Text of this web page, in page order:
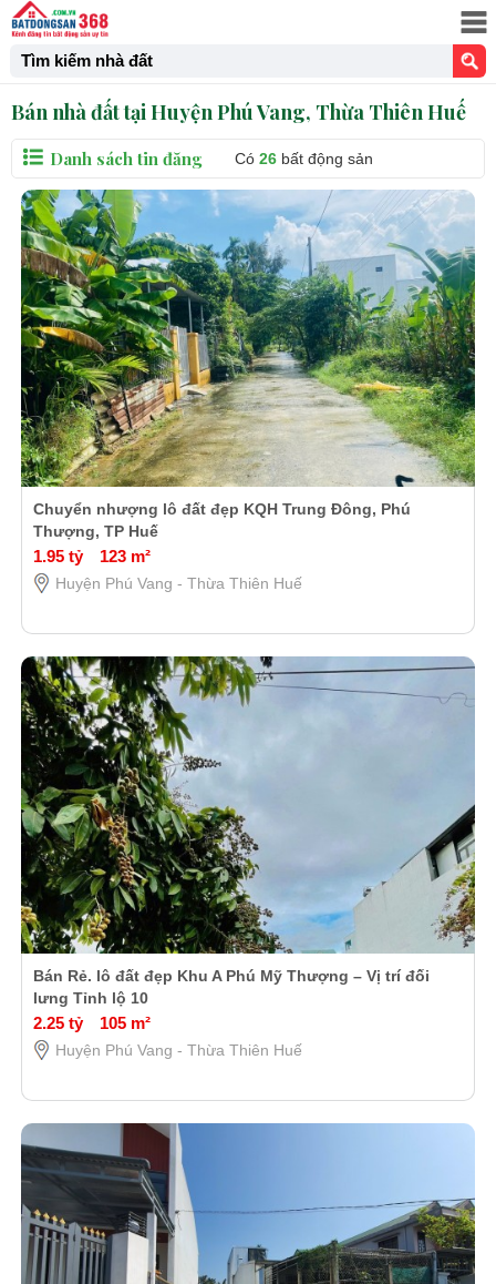
Tìm kiếm nhà đất
Bán nhà đất tại Huyện Phú Vang, Thừa Thiên Huế
Danh sách tin đăng Có 26 bất động sản
Chuyển nhượng lô đất đẹp KQH Trung Đông, Phú
Thượng, TP Huế
1.95 tỷ 123 m²
Huyện Phú Vang - Thừa Thiên Huế
Bán Rẻ. lô đất đẹp Khu A Phú Mỹ Thượng – Vị trí đối
lưng Tỉnh lộ 10
2.25 tỷ 105 m²
Huyện Phú Vang - Thừa Thiên Huế